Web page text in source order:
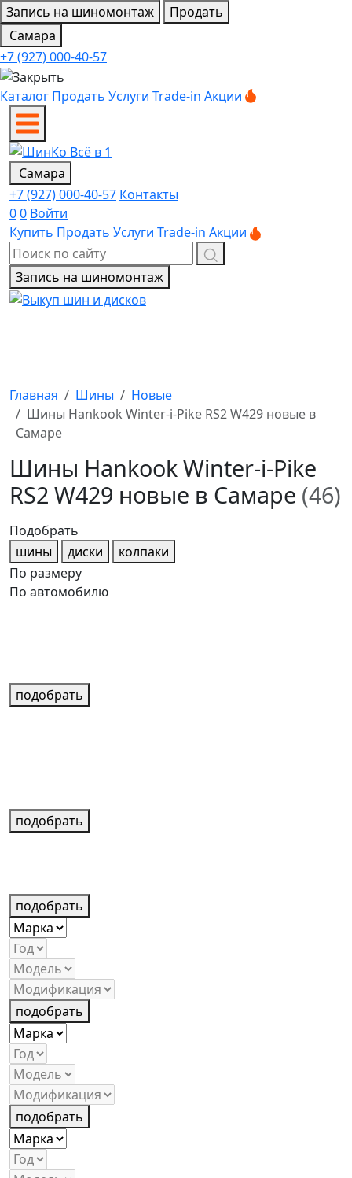
Запись на шиномонтаж
Продать
Самара
+7 (927) 000-40-57
Каталог Продать Услуги Trade-in Акции
Самара
+7 (927) 000-40-57 Контакты
00 Войти
Купить Продать Услуги Trade-in Акции
Запись на шиномонтаж
Главная Шины
Новые
Шины Hankook Winter-i-Pike RS2 W429 новые в
Самаре
Шины Hankook Winter-i-Pike
RS2 W429 новые в Самаре (46)
Подобрать
шины
диски
колпаки
По размеру
По автомобилю
подобрать
подобрать
подобрать
подобрать
подобрать